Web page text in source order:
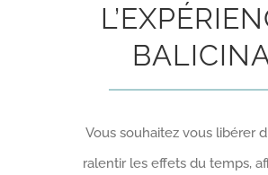
Vous souhaitez vous libérer
ralentir les effets du temps,